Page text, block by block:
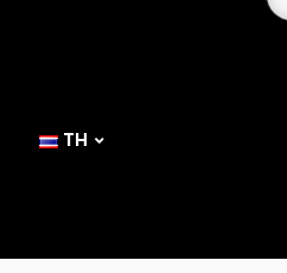
TH